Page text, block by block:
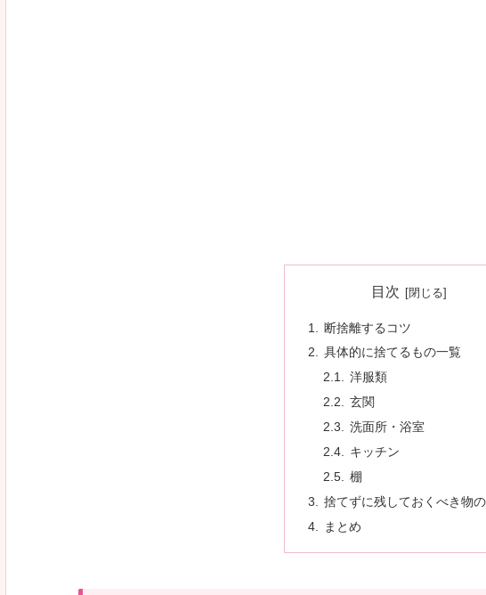
目次
断捨離するコツ
具体的に捨てるもの一覧
洋服類
玄関
洗面所・浴室
キッチン
棚
捨てずに残しておくべき物
まとめ